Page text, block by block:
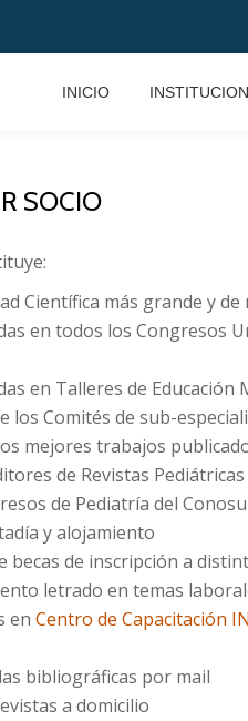
INICIO
SOCIO
Científica más grande y
en todos los Congresos
en Talleres de Educación
los Comités de sub-
mejores trabajos
de Revistas
de Pediatría del
y alojamiento
becas de inscripción a
letrado en temas
en Centro de Capacitación
bibliográficas por mail
a domicilio